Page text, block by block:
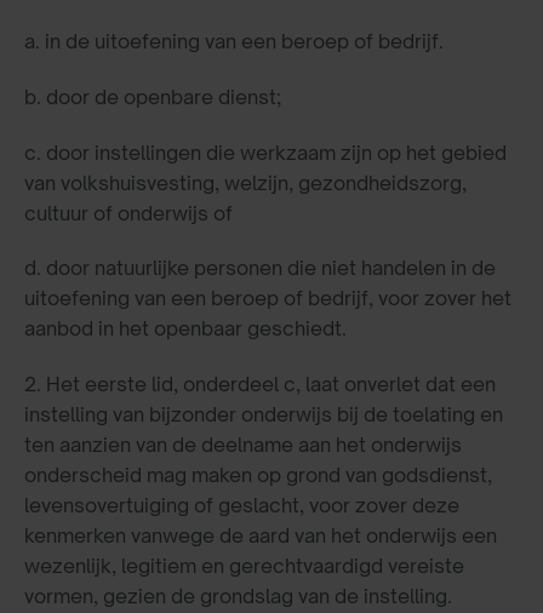
a. in de uitoefening van een beroep of bedrijf.
b. door de openbare dienst;
c. door instellingen die werkzaam zijn op het gebied
van volkshuisvesting, welzijn, gezondheidszorg,
cultuur of onderwijs of
d. door natuurlijke personen die niet handelen in de
uitoefening van een beroep of bedrijf, voor zover het
aanbod in het openbaar geschiedt.
2. Het eerste lid, onderdeel c, laat onverlet dat een
instelling van bijzonder onderwijs bij de toelating en
ten aanzien van de deelname aan het onderwijs
onderscheid mag maken op grond van godsdienst,
levensovertuiging of geslacht, voor zover deze
kenmerken vanwege de aard van het onderwijs een
wezenlijk, legitiem en gerechtvaardigd vereiste
vormen, gezien de grondslag van de instelling.